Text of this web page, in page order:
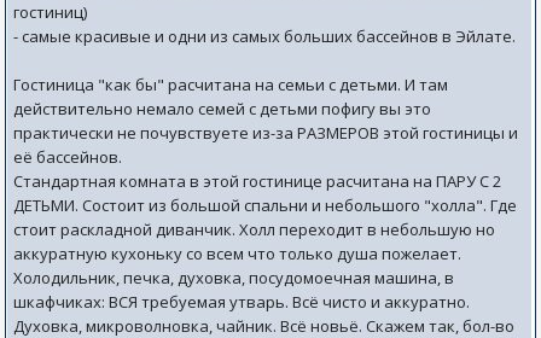
гостиниц)
- самые красивые и одни из самых больших бассейнов в Эйлате.
Гостиница "как бы" расчитана на семьи с детьми. И там
действительно немало семей с детьми пофигу вы это
практически не почувствуете из-за РАЗМЕРОВ этой гостиницы и
её бассейнов.
Стандартная комната в этой гостинице расчитана на ПАРУ С 2
ДЕТЬМИ. Состоит из большой спальни и небольшого "холла". Где
стоит раскладной диванчик. Холл переходит в небольшую но
аккуратную кухоньку со всем что только душа пожелает.
Холодильник, печка, духовка, посудомоечная машина, в
шкафчиках: ВСЯ требуемая утварь. Всё чисто и аккуратно.
Духовка, микроволновка, чайник. Всё новьё. Скажем так, бол-во